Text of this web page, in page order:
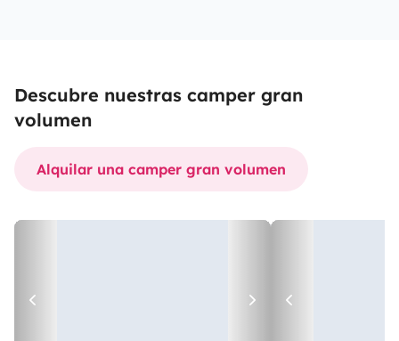
Descubre nuestras camper gran
volumen
Alquilar una camper gran volumen